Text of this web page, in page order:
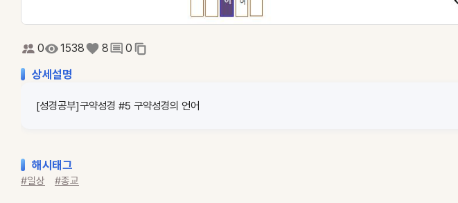
0 1538 8 0
상세설명
[성경공부]구약성경 #5 구약성경의 언어
해시태그
#일상 #종교